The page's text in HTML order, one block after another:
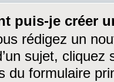
puis-je créer
rédigez un
sujet, cliquez
du formulaire